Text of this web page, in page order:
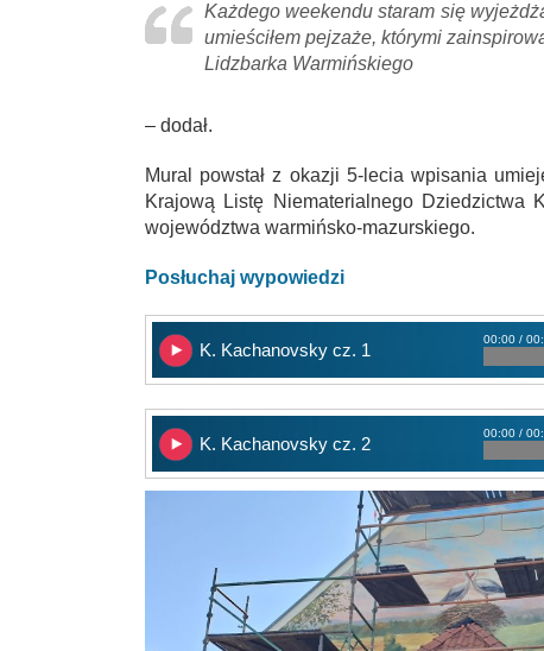
Każdego weekendu staram się
umieściłem pejzaże, którymi
Lidzbarka Warmińskiego
– dodał.
Mural powstał z okazji 5-lecia wpisania
Krajową Listę Niematerialnego
województwa warmińsko-mazurskiego.
Posłuchaj wypowiedzi
K. Kachanovsky cz. 1
00:00 /
K. Kachanovsky cz. 2
00:00 /